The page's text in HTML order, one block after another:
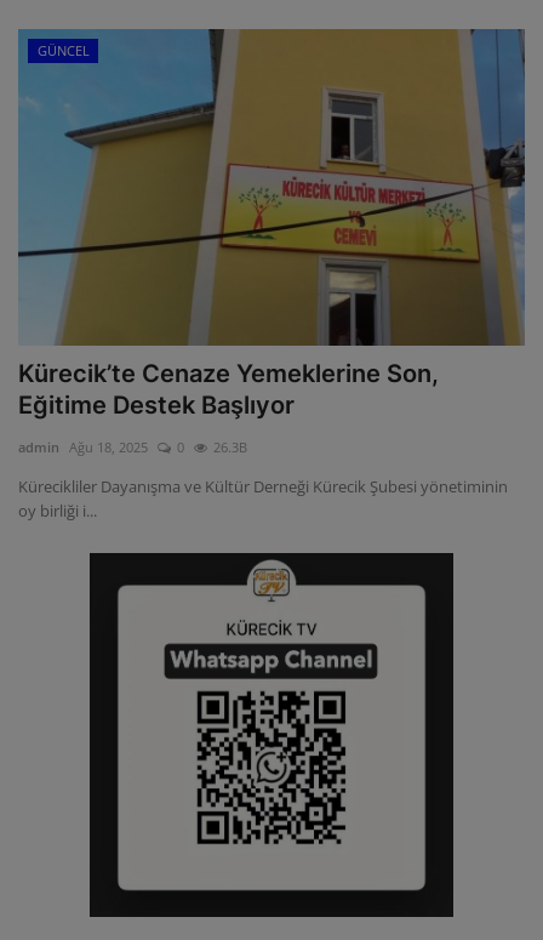
GÜNCEL
Kürecik’te Cenaze Yemeklerine Son,
Eğitime Destek Başlıyor
admin Ağu 18, 2025 0 26.3B
Kürecikliler Dayanışma ve Kültür Derneği Kürecik Şubesi yönetiminin
oy birliği i...